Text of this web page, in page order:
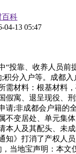
百科
04-13 05:47
靠、收养人员前
;积分入户等。成都
需材料：根基材料
假寓、退呈现役、
请;非成都会户籍的
不变居处、单元集
本人及其配头、未
知》打消了产权人
当地宝声明：本文